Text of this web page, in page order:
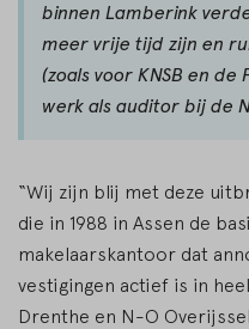
binnen Lamberink
meer vrije tijd zijn en
(zoals voor KNSB en
werk als auditor bij de
“Wij zijn blij met deze
die in 1988 in Assen de
makelaarskantoor dat
vestigingen actief is in
Drenthe en N-O